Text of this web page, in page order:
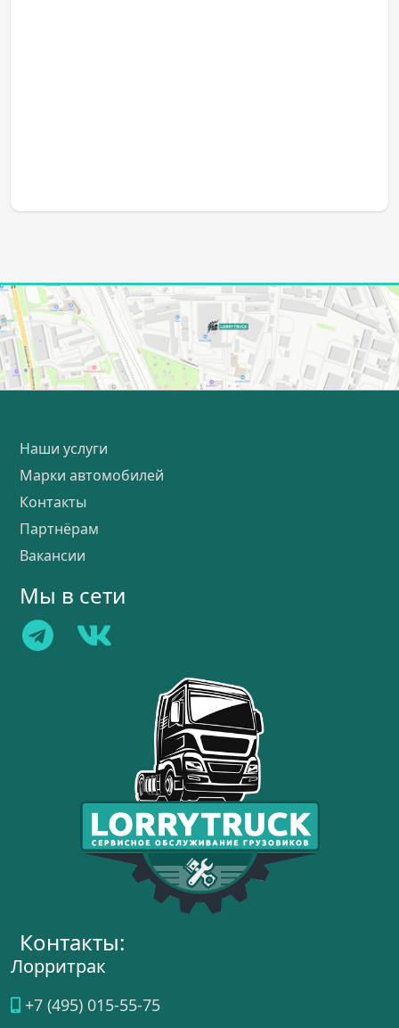
Наши услуги
Марки автомобилей
Контакты
Партнёрам
Вакансии
Мы в сети
Контакты:
Лорритрак
+7 (495) 015-55-75